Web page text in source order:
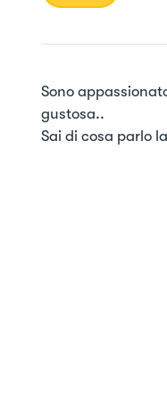
Sono
gustosa..
Sai di cosa parlo